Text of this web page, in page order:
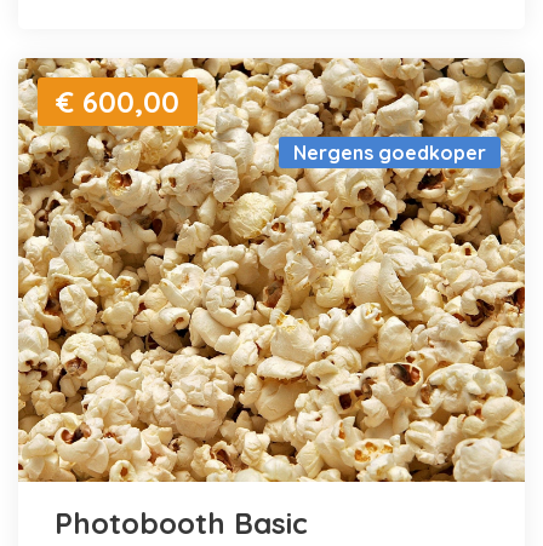
Nergens goedkoper
€ 600,00
Photobooth Basic